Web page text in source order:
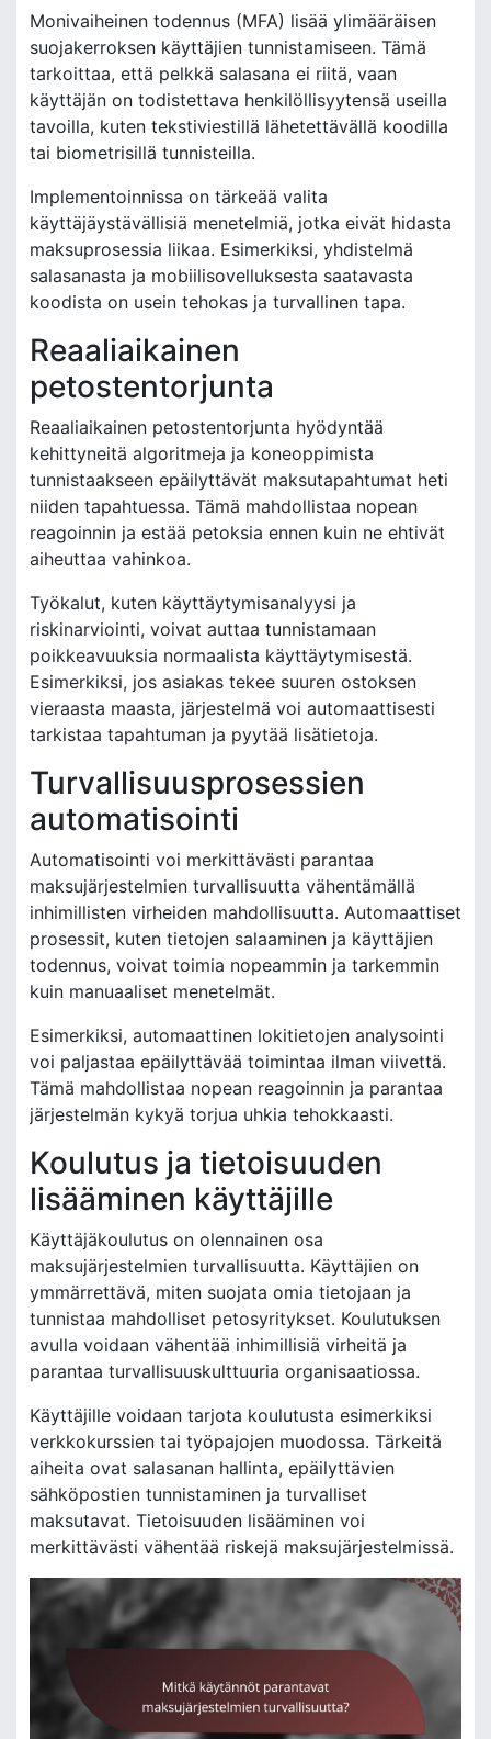
Monivaiheinen todennus (MFA) lisää ylimääräisen
suojakerroksen käyttäjien tunnistamiseen. Tämä
tarkoittaa, että pelkkä salasana ei riitä, vaan
käyttäjän on todistettava henkilöllisyytensä useilla
tavoilla, kuten tekstiviestillä lähetettävällä koodilla
tai biometrisillä tunnisteilla.
Implementoinnissa on tärkeää valita
käyttäjäystävällisiä menetelmiä, jotka eivät hidasta
maksuprosessia liikaa. Esimerkiksi, yhdistelmä
salasanasta ja mobiilisovelluksesta saatavasta
koodista on usein tehokas ja turvallinen tapa.
Reaaliaikainen
petostentorjunta
Reaaliaikainen petostentorjunta hyödyntää
kehittyneitä algoritmeja ja koneoppimista
tunnistaakseen epäilyttävät maksutapahtumat heti
niiden tapahtuessa. Tämä mahdollistaa nopean
reagoinnin ja estää petoksia ennen kuin ne ehtivät
aiheuttaa vahinkoa.
Työkalut, kuten käyttäytymisanalyysi ja
riskinarviointi, voivat auttaa tunnistamaan
poikkeavuuksia normaalista käyttäytymisestä.
Esimerkiksi, jos asiakas tekee suuren ostoksen
vieraasta maasta, järjestelmä voi automaattisesti
tarkistaa tapahtuman ja pyytää lisätietoja.
Turvallisuusprosessien
automatisointi
Automatisointi voi merkittävästi parantaa
maksujärjestelmien turvallisuutta vähentämällä
inhimillisten virheiden mahdollisuutta. Automaattiset
prosessit, kuten tietojen salaaminen ja käyttäjien
todennus, voivat toimia nopeammin ja tarkemmin
kuin manuaaliset menetelmät.
Esimerkiksi, automaattinen lokitietojen analysointi
voi paljastaa epäilyttävää toimintaa ilman viivettä.
Tämä mahdollistaa nopean reagoinnin ja parantaa
järjestelmän kykyä torjua uhkia tehokkaasti.
Koulutus ja tietoisuuden
lisääminen käyttäjille
Käyttäjäkoulutus on olennainen osa
maksujärjestelmien turvallisuutta. Käyttäjien on
ymmärrettävä, miten suojata omia tietojaan ja
tunnistaa mahdolliset petosyritykset. Koulutuksen
avulla voidaan vähentää inhimillisiä virheitä ja
parantaa turvallisuuskulttuuria organisaatiossa.
Käyttäjille voidaan tarjota koulutusta esimerkiksi
verkkokurssien tai työpajojen muodossa. Tärkeitä
aiheita ovat salasanan hallinta, epäilyttävien
sähköpostien tunnistaminen ja turvalliset
maksutavat. Tietoisuuden lisääminen voi
merkittävästi vähentää riskejä maksujärjestelmissä.